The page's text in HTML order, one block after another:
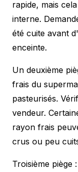
rapide, mais
interne.
été cuite avant
enceinte.
Un deuxième
frais du
pasteurisés.
vendeur.
rayon frais
crus ou peu
Troisième piège